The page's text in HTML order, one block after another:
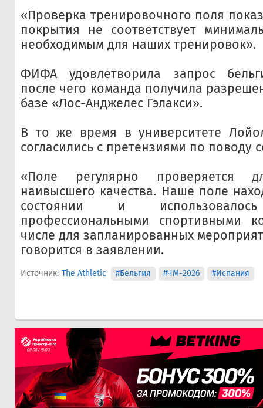
«Проверка тренировочного поля
покрытия не соответствует
необходимым для наших тренировок».
ФИФА удовлетворила запрос
после чего команда получила
базе «Лос-Анджелес Гэлакси».
В то же время в университете
согласились с претензиями по поводу
«Поле регулярно проверяется
наивысшего качества. Наше поле
состоянии и
профессиональными спортивными
числе для запланированных
говорится в заявлении.
Источник: The Athletic #Бельгия #ЧМ-2026 #Испания